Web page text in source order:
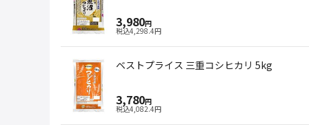
3,980円
税込4,298.4円
ベストプライス 三重コシヒカリ 5kg
3,780円
税込4,082.4円